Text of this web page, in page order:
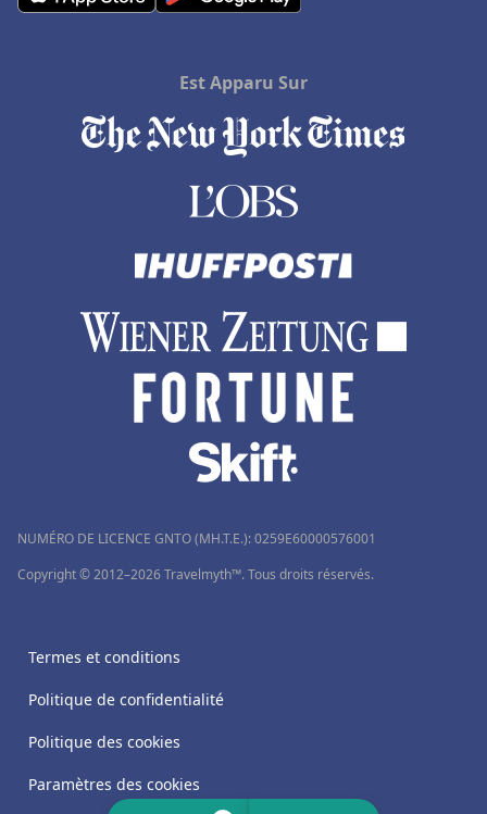
Est Apparu Sur
NUMÉRO DE LICENCE GNTO (MH.T.E.): 0259Ε60000576001
Copyright © 2012–2026 Travelmyth™. Tous droits réservés.
Termes et conditions
Politique de confidentialité
Politique des cookies
Paramètres des cookies